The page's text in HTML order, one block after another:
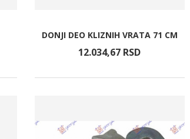
DONJI DEO KLIZNIH VRATA 71 CM
12.034,67 RSD